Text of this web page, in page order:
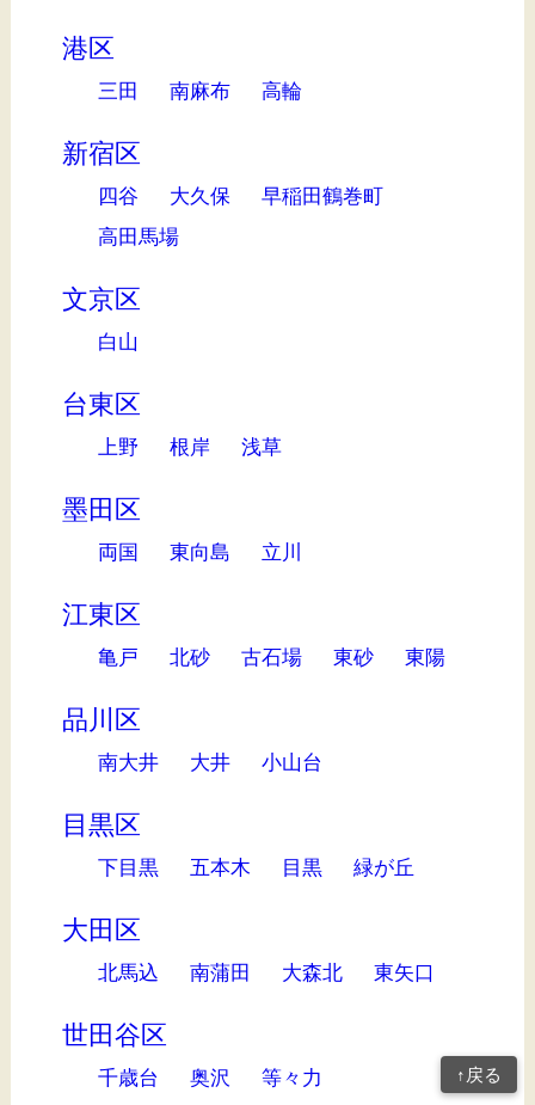
港区
三田 南麻布 高輪
新宿区
四谷 大久保
早稲田鶴巻町
高田馬場
文京区
白山
台東区
上野 根岸 浅草
墨田区
両国 東向島 立川
江東区
亀戸 北砂 古石場 東砂 東陽
品川区
南大井 大井 小山台
目黒区
下目黒 五本木 目黒 緑が丘
大田区
北馬込 南蒲田 大森北 東矢口
世田谷区
千歳台 奥沢 等々力 ↑戻る